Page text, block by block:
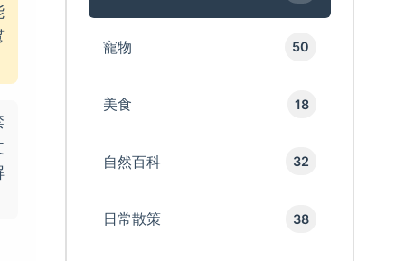
寵物 50
美食 18
自然百科 32
日常散策 38